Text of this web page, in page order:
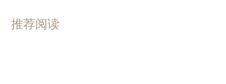
推荐阅读